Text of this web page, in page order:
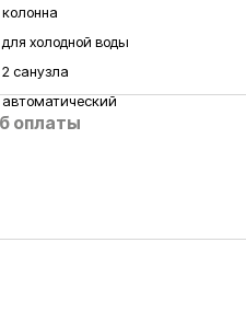
колонна
для холодной воды
2 санузла
автоматический
оплаты